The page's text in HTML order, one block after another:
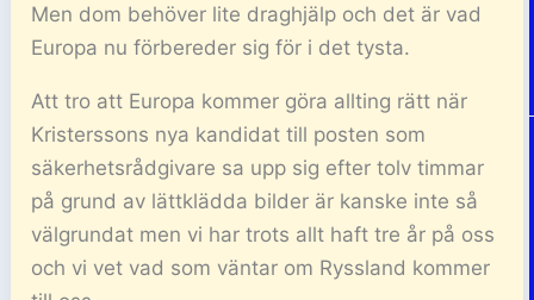
Men dom behöver lite draghjälp och det är vad
Europa nu förbereder sig för i det tysta.
Att tro att Europa kommer göra allting rätt när
Kristerssons nya kandidat till posten som
säkerhetsrådgivare sa upp sig efter tolv timmar
på grund av lättklädda bilder är kanske inte så
välgrundat men vi har trots allt haft tre år på oss
och vi vet vad som väntar om Ryssland kommer